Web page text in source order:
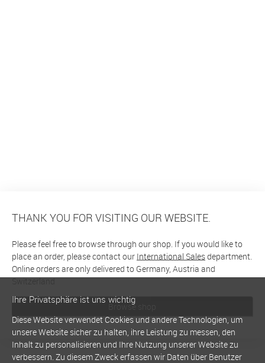
THANK YOU FOR VISITING OUR WEBSITE.
Please feel free to browse through our shop. If you would like to
place an order, please contact our International Salesdepartment.
Online orders are only delivered to Germany, Austria and
Switzerland
Browse shop
Ihre Privatsphäre ist uns wichtig
Diese Website verwendet Cookies und andere Technologien, um
unsere Website sicher zu halten, ihre Leistung zu messen, den
Inhalt zu personalisieren und Ihre Nutzung unserer Website zu
verbessern. Zu diesem Zweck erfassen wir Daten über Benutzer